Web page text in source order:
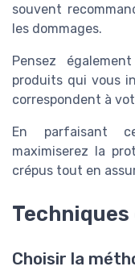
souvent
les dommages.
Pensez
produits qui vous
correspondent à
En parfaisant
maximiserez la
crépus tout en
Choisir la